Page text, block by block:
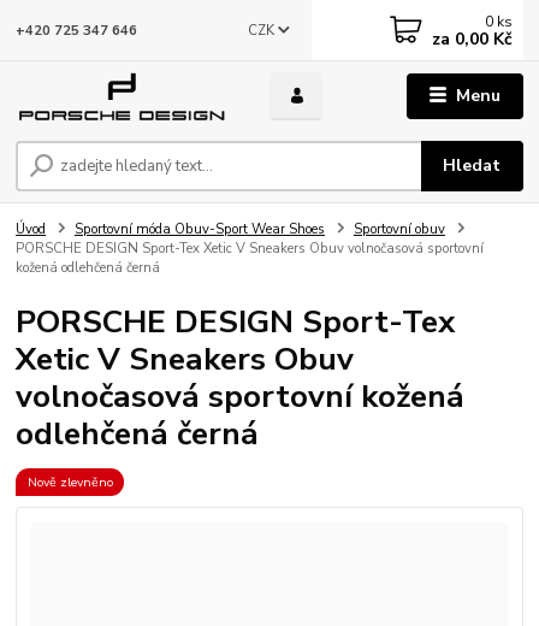
Menu
CZK
Hledat
+420 725 347 646 0 ks
za 0,00 Kč
Úvod Sportovní móda Obuv-Sport Wear Shoes
Sportovní obuv
PORSCHE DESIGN Sport-Tex Xetic V Sneakers Obuv volnočasová sportovní
kožená odlehčená černá
PORSCHE DESIGN Sport-Tex
Xetic V Sneakers Obuv
volnočasová sportovní kožená
odlehčená černá
Nově zlevněno